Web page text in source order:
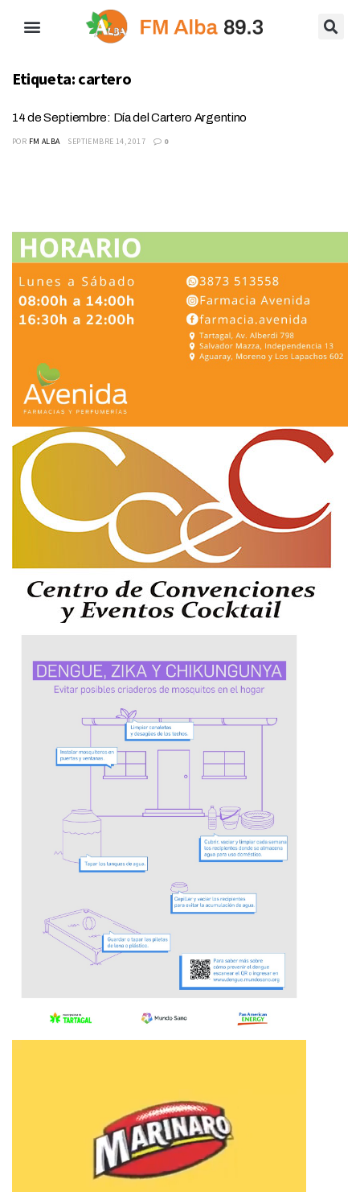
Etiqueta: cartero
14 de Septiembre: Día del Cartero Argentino
POR FM ALBA SEPTIEMBRE 14, 2017 0